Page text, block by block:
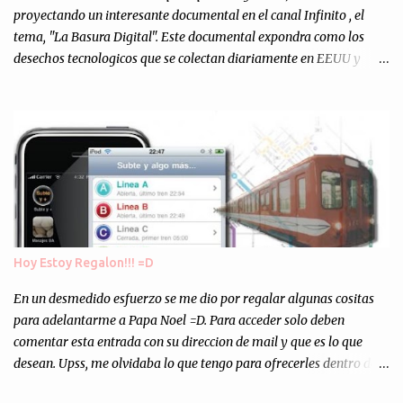
personalmente, un éxito y un logro sin precedentes. Sinceram...
proyectando un interesante documental en el canal Infinito , el
tema, "La Basura Digital". Este documental expondra como los
desechos tecnologicos que se colectan diariamente en EEUU y
Asi, todos los residuos sonincinerados produciendo lo que los
ambientalistas llaman "La Pesadilla de la Edad Cibernetica". La
transmision es el Domingo 2 de diciembre a las 21:00 hs. Me
parecio muy interesante, no creo que lo pueda ver por la hora, asi
que los comentarios los dejo en sus manos...
Hoy Estoy Regalon!!! =D
En un desmedido esfuerzo se me dio por regalar algunas cositas
para adelantarme a Papa Noel =D. Para acceder solo deben
comentar esta entrada con su direccion de mail y que es lo que
desean. Upss, me olvidaba lo que tengo para ofrecerles dentro de